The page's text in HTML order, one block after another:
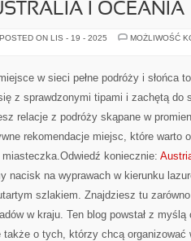
I OCEANIA
POSTED ON LIS - 19 - 2025
MOŻLIWOŚĆ
w sieci pełne podróży i słońca
z sprawdzonymi tipami i zachętą do
relacje z podróży skąpane w
rekomendacje miejsc, które warto
koniecznie:
nacisk na wyprawach w kierunku
szlakiem. Znajdziesz tu
w kraju. Ten blog powstał z
także o tych, którzy chcą